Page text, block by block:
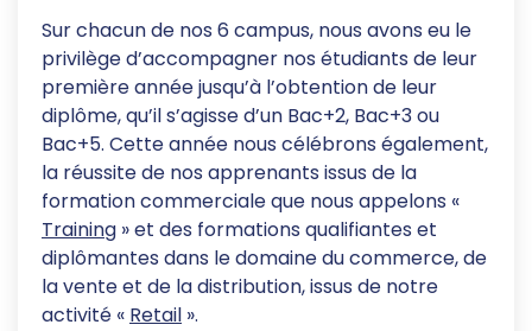
Sur chacun de nos 6 campus, nous avons eu le
privilège d’accompagner nos étudiants de leur
première année jusqu’à l’obtention de leur
diplôme, qu’il s’agisse d’un Bac+2, Bac+3 ou
Bac+5. Cette année nous célébrons également,
la réussite de nos apprenants issus de la
formation commerciale que nous appelons «
Training » et des formations qualifiantes et
diplômantes dans le domaine du commerce, de
la vente et de la distribution, issus de notre
activité « Retail ».